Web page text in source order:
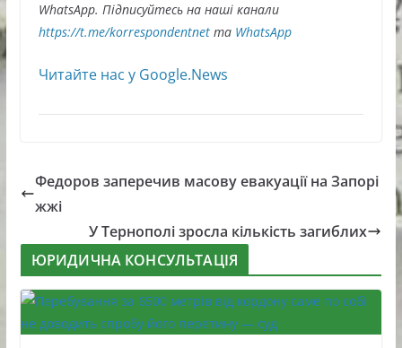
WhatsApp. Підписуйтесь на наші канали
https://t.me/korrespondentnetта WhatsApp
Читайте нас у Google.News
Федоров заперечив масову евакуації на Запорі
жжі
У Тернополі зросла кількість загиблих
ЮРИДИЧНА КОНСУЛЬТАЦІЯ